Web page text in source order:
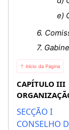
e)
6.
7.
⇡ Início da Página
CAPÍTULO III
SECÇÃO I
CONSELHO